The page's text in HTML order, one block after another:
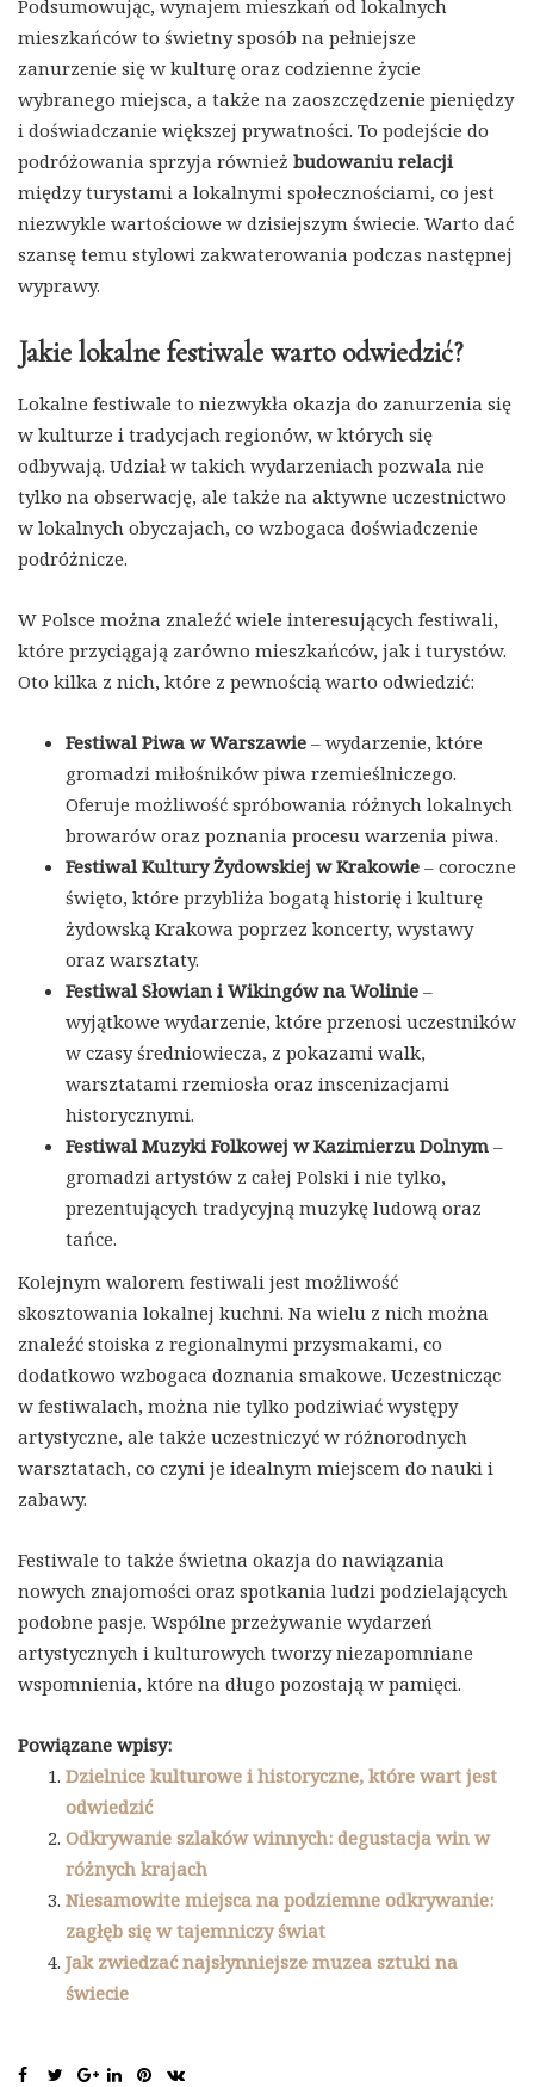
Podsumowując, wynajem mieszkań od lokalnych
mieszkańców to świetny sposób na pełniejsze
zanurzenie się w kulturę oraz codzienne życie
wybranego miejsca, a także na zaoszczędzenie pieniędzy
i doświadczanie większej prywatności. To podejście do
podróżowania sprzyja również budowaniu relacji
między turystami a lokalnymi społecznościami, co jest
niezwykle wartościowe w dzisiejszym świecie. Warto dać
szansę temu stylowi zakwaterowania podczas następnej
wyprawy.
Jakie lokalne festiwale warto odwiedzić?
Lokalne festiwale to niezwykła okazja do zanurzenia się
w kulturze i tradycjach regionów, w których się
odbywają. Udział w takich wydarzeniach pozwala nie
tylko na obserwację, ale także na aktywne uczestnictwo
w lokalnych obyczajach, co wzbogaca doświadczenie
podróżnicze.
W Polsce można znaleźć wiele interesujących festiwali,
które przyciągają zarówno mieszkańców, jak i turystów.
Oto kilka z nich, które z pewnością warto odwiedzić:
Festiwal Piwa w Warszawie – wydarzenie, które
gromadzi miłośników piwa rzemieślniczego.
Oferuje możliwość spróbowania różnych lokalnych
browarów oraz poznania procesu warzenia piwa.
Festiwal Kultury Żydowskiej w Krakowie – coroczne
święto, które przybliża bogatą historię i kulturę
żydowską Krakowa poprzez koncerty, wystawy
oraz warsztaty.
Festiwal Słowian i Wikingów na Wolinie –
wyjątkowe wydarzenie, które przenosi uczestników
w czasy średniowiecza, z pokazami walk,
warsztatami rzemiosła oraz inscenizacjami
historycznymi.
Festiwal Muzyki Folkowej w Kazimierzu Dolnym –
gromadzi artystów z całej Polski i nie tylko,
prezentujących tradycyjną muzykę ludową oraz
tańce.
Kolejnym walorem festiwali jest możliwość
skosztowania lokalnej kuchni. Na wielu z nich można
znaleźć stoiska z regionalnymi przysmakami, co
dodatkowo wzbogaca doznania smakowe. Uczestnicząc
w festiwalach, można nie tylko podziwiać występy
artystyczne, ale także uczestniczyć w różnorodnych
warsztatach, co czyni je idealnym miejscem do nauki i
zabawy.
Festiwale to także świetna okazja do nawiązania
nowych znajomości oraz spotkania ludzi podzielających
podobne pasje. Wspólne przeżywanie wydarzeń
artystycznych i kulturowych tworzy niezapomniane
wspomnienia, które na długo pozostają w pamięci.
Powiązane wpisy:
Dzielnice kulturowe i historyczne, które wart jest
odwiedzić
Odkrywanie szlaków winnych: degustacja win w
różnych krajach
Niesamowite miejsca na podziemne odkrywanie:
zagłęb się w tajemniczy świat
Jak zwiedzać najsłynniejsze muzea sztuki na
świecie